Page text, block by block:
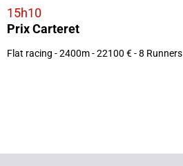
15h10
Prix Carteret
Flat racing - 2400m - 22100 € - 8 Runners